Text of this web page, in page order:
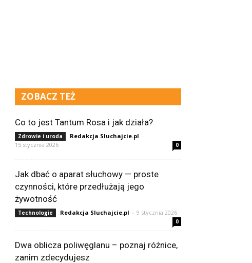
ZOBACZ TEŻ
Co to jest Tantum Rosa i jak działa?
Zdrowie i uroda Redakcja Sluchajcie.pl -
15 stycznia 2026
0
Jak dbać o aparat słuchowy — proste
czynności, które przedłużają jego
żywotność
Technologie Redakcja Sluchajcie.pl - 9 stycznia 2026
0
Dwa oblicza poliwęglanu – poznaj różnice,
zanim zdecydujesz